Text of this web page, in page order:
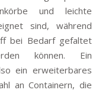
und leichte
sind, während
bei Bedarf gefaltet
können. Ein
ein erweiterbares
an Containern, die